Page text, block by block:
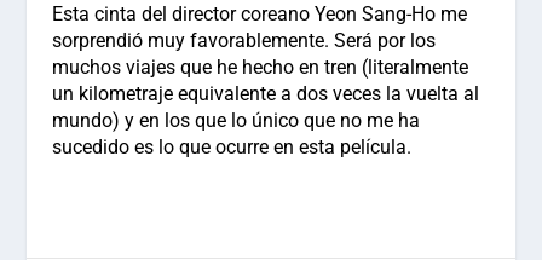
Esta cinta del director coreano Yeon Sang-Ho me
sorprendió muy favorablemente. Será por los
muchos viajes que he hecho en tren (literalmente
un kilometraje equivalente a dos veces la vuelta al
mundo) y en los que lo único que no me ha
sucedido es lo que ocurre en esta película.